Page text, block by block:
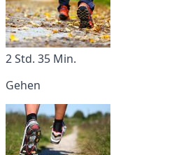
2 Std. 35 Min.
Gehen